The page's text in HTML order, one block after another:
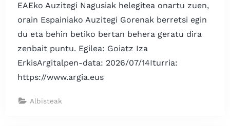
EAEko Auzitegi Nagusiak helegitea onartu zuen,
orain Espainiako Auzitegi Gorenak berretsi egin
du eta behin betiko bertan behera geratu dira
zenbait puntu. Egilea: Goiatz Iza
ErkisArgitalpen-data: 2026/07/14Iturria:
https://www.argia.eus
Albisteak